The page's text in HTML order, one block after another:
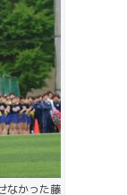
なかった藤